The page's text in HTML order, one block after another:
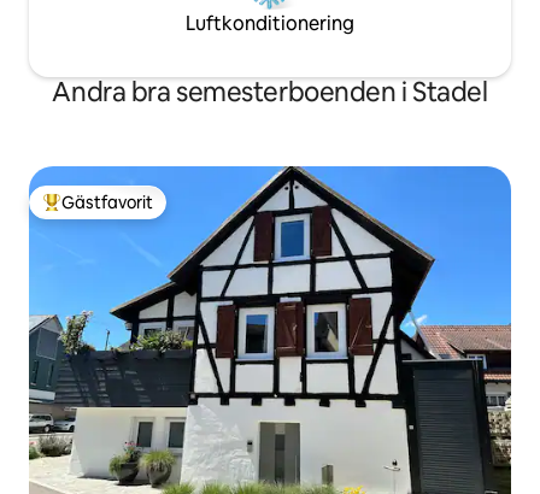
Luftkonditionering
Andra bra semesterboenden i Stadel
Populär gästfavorit
Gästfavorit